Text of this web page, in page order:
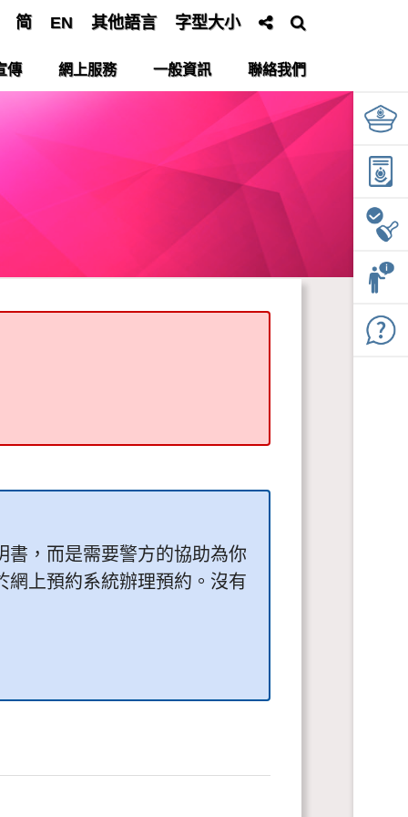
傳 網上服務 一般資訊 聯絡我們
简 EN 其他語言 字型大小
書，而是需要警方的協助為你
網上預約系統辦理預約。沒有